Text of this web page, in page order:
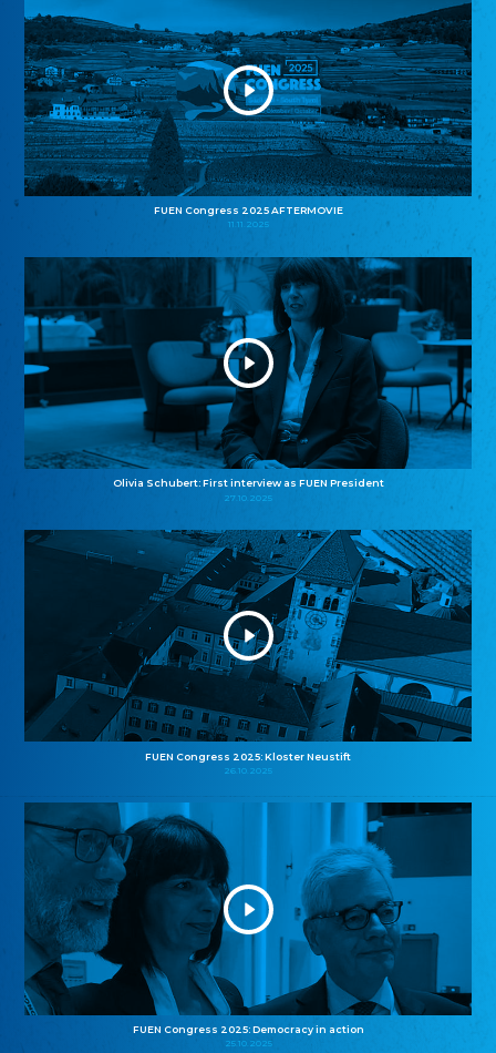
FUEN Congress 2025 AFTERMOVIE
11.11.2025
Olivia Schubert: First interview as FUEN President
27.10.2025
FUEN Congress 2025: Kloster Neustift
26.10.2025
FUEN Congress 2025: Democracy in action
25.10.2025